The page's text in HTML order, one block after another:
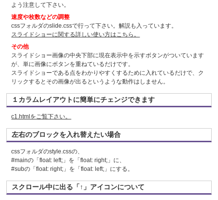
よう注意して下さい。
速度や枚数などの調整
cssフォルダのslide.cssで行って下さい。解説も入っています。
スライドショーに関する詳しい使い方はこちら。
その他
スライドショー画像の中央下部に現在表示中を示すボタンがついています
が、単に画像にボタンを重ねているだけです。
スライドショーである点をわかりやすくするために入れているだけで、ク
リックするとその画像が出るというような動作はしません。
１カラムレイアウトに簡単にチェンジできます
c1.htmlをご覧下さい。
左右のブロックを入れ替えたい場合
cssフォルダのstyle.cssの、
#mainの「float: left;」を「float: right;」に、
#subの「float: right;」を「float: left;」にする。
スクロール中に出る「↑」アイコンについて